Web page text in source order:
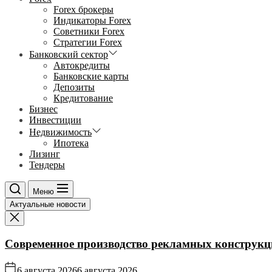
Forex брокеры
Индикаторы Forex
Советники Forex
Стратегии Forex
Банковский сектор
Автокредиты
Банковские карты
Депозиты
Кредитование
Бизнес
Инвестиции
Недвижимость
Ипотека
Лизинг
Тендеры
Меню
Актуальные новости
Современное производство рекламных